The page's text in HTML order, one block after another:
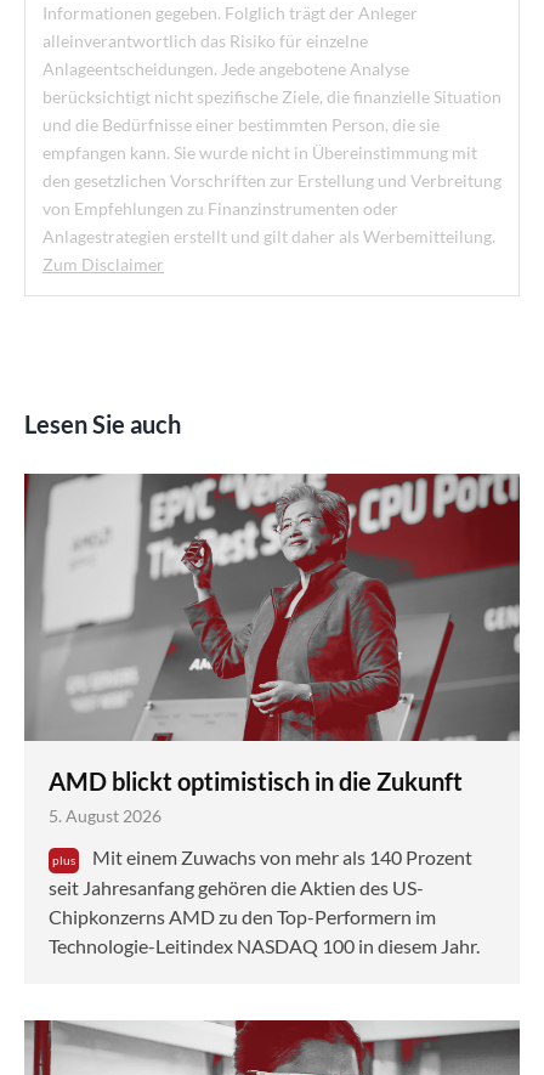
Informationen gegeben. Folglich trägt der Anleger
alleinverantwortlich das Risiko für einzelne
Anlageentscheidungen. Jede angebotene Analyse
berücksichtigt nicht spezifische Ziele, die finanzielle Situation
und die Bedürfnisse einer bestimmten Person, die sie
empfangen kann. Sie wurde nicht in Übereinstimmung mit
den gesetzlichen Vorschriften zur Erstellung und Verbreitung
von Empfehlungen zu Finanzinstrumenten oder
Anlagestrategien erstellt und gilt daher als Werbemitteilung.
Zum Disclaimer
Lesen Sie auch
AMD blickt optimistisch in die Zukunft
5. August 2026
Mit einem Zuwachs von mehr als 140 Prozent
seit Jahresanfang gehören die Aktien des US-
Chipkonzerns AMD zu den Top-Performern im
Technologie-Leitindex NASDAQ 100 in diesem Jahr.